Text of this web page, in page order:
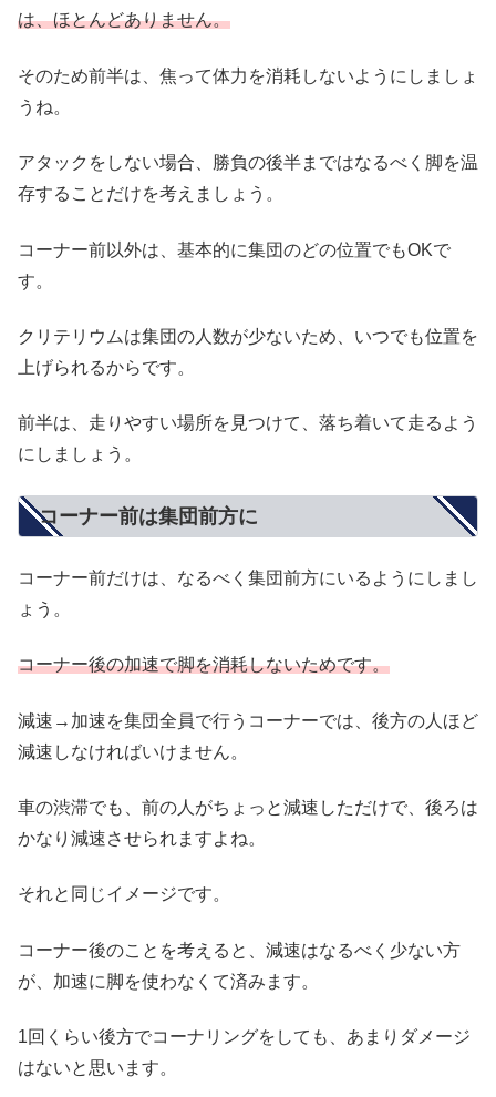
は、ほとんどありません。
そのため前半は、焦って体力を消耗しないようにしましょ
うね。
アタックをしない場合、勝負の後半まではなるべく脚を温
存することだけを考えましょう。
コーナー前以外は、基本的に集団のどの位置でもOKで
す。
クリテリウムは集団の人数が少ないため、いつでも位置を
上げられるからです。
前半は、走りやすい場所を見つけて、落ち着いて走るよう
にしましょう。
コーナー前は集団前方に
コーナー前だけは、なるべく集団前方にいるようにしまし
ょう。
コーナー後の加速で脚を消耗しないためです。
減速→加速を集団全員で行うコーナーでは、後方の人ほど
減速しなければいけません。
車の渋滞でも、前の人がちょっと減速しただけで、後ろは
かなり減速させられますよね。
それと同じイメージです。
コーナー後のことを考えると、減速はなるべく少ない方
が、加速に脚を使わなくて済みます。
1回くらい後方でコーナリングをしても、あまりダメージ
はないと思います。